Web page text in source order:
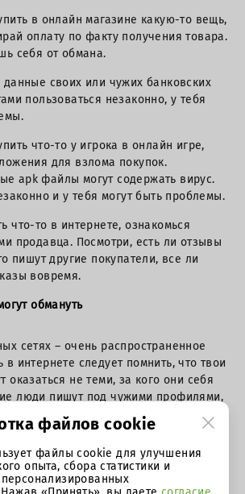
в онлайн магазине какую-то вещь,
оплату по факту получения товара.
себя от обмана.
своих или чужих банковских
пользоваться незаконно, у тебя
что-то у игрока в онлайн игре,
для взлома покупок.
apk файлы могут содержать вирус.
и у тебя могут быть проблемы.
что-то в интернете, ознакомься
продавца. Посмотри, есть ли отзывы
пишут другие покупатели, все ли
вовремя.
обмануть
сетях – очень распространенное
интернете следует помнить, что твои
оказаться не теми, за кого они себя
люди пишут под чужими профилями,
создают поддельные страницы.
в службу технической поддержки,
этот аккаунт. Сообщи другу,
файлов cookie
файлы cookie для улучшения
опыта, сбора статистики и